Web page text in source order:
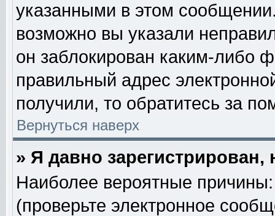
указанными в этом
возможно вы указали
он заблокирован каким-либо
правильный адрес
получили, то обратитесь за
Вернуться наверх
» Я давно
Наиболее вероятные
(проверьте электронное